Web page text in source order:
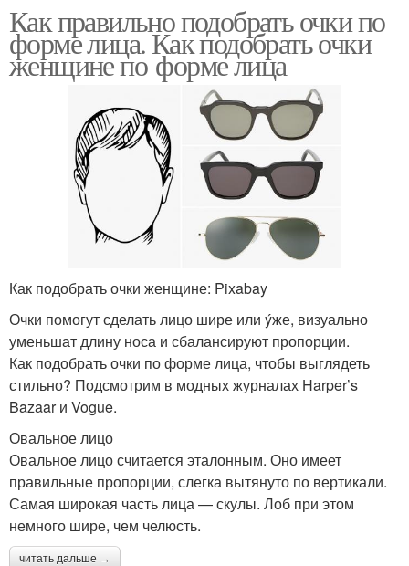
Как правильно подобрать очки по
форме лица. Как подобрать очки
женщине по форме лица
Как подобрать очки женщине: Pixabay
Очки помогут сделать лицо шире или ýже, визуально
уменьшат длину носа и сбалансируют пропорции.
Как подобрать очки по форме лица, чтобы выглядеть
стильно? Подсмотрим в модных журналах Harper’s
Bazaar и Vogue.
Овальное лицо
Овальное лицо считается эталонным. Оно имеет
правильные пропорции, слегка вытянуто по вертикали.
Самая широкая часть лица — скулы. Лоб при этом
немного шире, чем челюсть.
читать дальше →